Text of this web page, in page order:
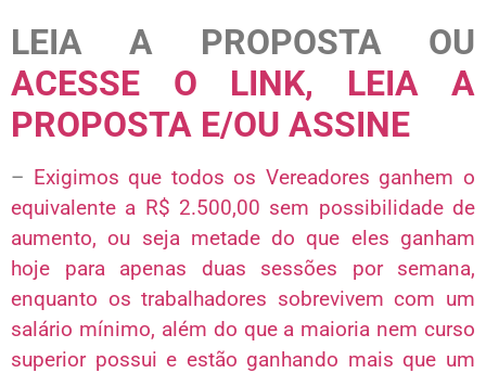
LEIA A PROPOSTA OU
ACESSE O LINK, LEIA A
PROPOSTA E/OU ASSINE
– Exigimos que todos os Vereadores ganhem o
equivalente a R$ 2.500,00 sem possibilidade de
aumento, ou seja metade do que eles ganham
hoje para apenas duas sessões por semana,
enquanto os trabalhadores sobrevivem com um
salário mínimo, além do que a maioria nem curso
superior possui e estão ganhando mais que um